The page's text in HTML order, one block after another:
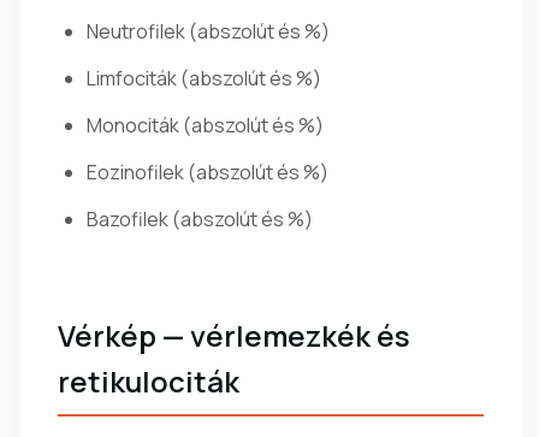
Neutrofilek (abszolút és %)
Limfociták (abszolút és %)
Monociták (abszolút és %)
Eozinofilek (abszolút és %)
Bazofilek (abszolút és %)
Vérkép — vérlemezkék és
retikulociták